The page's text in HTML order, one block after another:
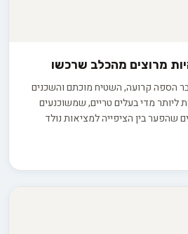
מרוצים מהכלב שרכשו
הספה קרועה, השטיח מוכתם והשכנים
ליותר מדי בעלים טריים, שמשוכנעים
שהפער בין הציפייה למציאות נולד
היא תוצאה של החלטות נכונות